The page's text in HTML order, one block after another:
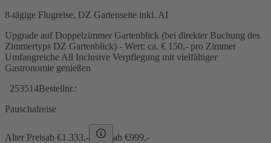
8-tägige Flugreise, DZ Gartenseite inkl. AI
Upgrade auf Doppelzimmer Gartenblick (bei direkter Buchung des
Zimmertyps DZ Gartenblick) - Wert: ca. € 150,- pro Zimmer
Umfangreiche All Inclusive Verpflegung mit vielfältiger
Gastronomie genießen
253514Bestellnr.:
Pauschalreise
Alter Preisab €1.333,- ab €999,-